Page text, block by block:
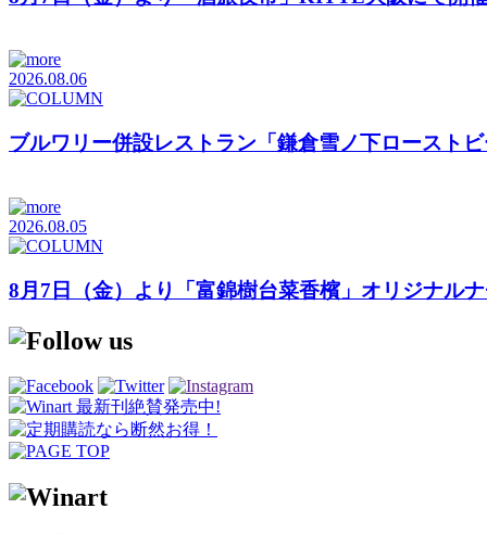
2026.08.06
ブルワリー併設レストラン「鎌倉雪ノ下ロースト
2026.08.05
8月7日（金）より「富錦樹台菜香檳」オリジナル